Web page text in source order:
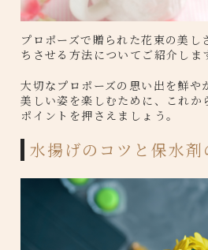
プロポーズで贈られた花束の美し
ちさせる方法についてご紹介しま
大切なプロポーズの思い出を鮮や
美しい姿を楽しむために、これか
ポイントを押さえましょう。
水揚げのコツと保水剤